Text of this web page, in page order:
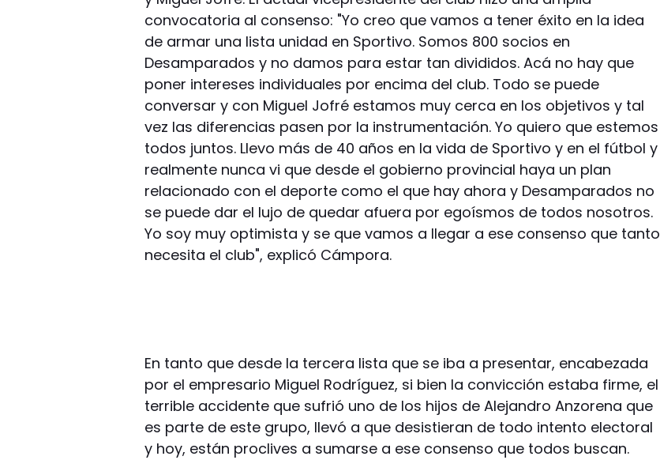
convocatoria al consenso: "Yo creo que vamos a tener éxito en la idea
de armar una lista unidad en Sportivo. Somos 800 socios en
Desamparados y no damos para estar tan divididos. Acá no hay que
poner intereses individuales por encima del club. Todo se puede
conversar y con Miguel Jofré estamos muy cerca en los objetivos y tal
vez las diferencias pasen por la instrumentación. Yo quiero que estemos
todos juntos. Llevo más de 40 años en la vida de Sportivo y en el fútbol y
realmente nunca vi que desde el gobierno provincial haya un plan
relacionado con el deporte como el que hay ahora y Desamparados no
se puede dar el lujo de quedar afuera por egoísmos de todos nosotros.
Yo soy muy optimista y se que vamos a llegar a ese consenso que tanto
necesita el club", explicó Cámpora.
En tanto que desde la tercera lista que se iba a presentar, encabezada
por el empresario Miguel Rodríguez, si bien la convicción estaba firme, el
terrible accidente que sufrió uno de los hijos de Alejandro Anzorena que
es parte de este grupo, llevó a que desistieran de todo intento electoral
y hoy, están proclives a sumarse a ese consenso que todos buscan.